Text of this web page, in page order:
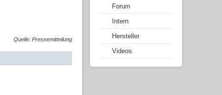
Quelle: Pressemitteilung
Forum
Intern
Hersteller
Videos